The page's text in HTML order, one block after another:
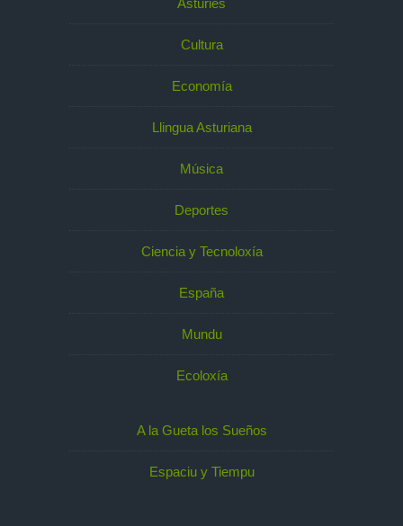
Cultura
Economía
Llingua Asturiana
Música
Deportes
Ciencia y Tecnoloxía
España
Mundu
Ecoloxía
A la Gueta los Sueños
Espaciu y Tiempu